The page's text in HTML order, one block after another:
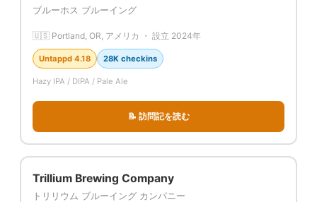
ブルーホス ブルーイング
🇺🇸 Portland, OR, アメリカ ・ 設立 2024年
Untappd 4.18 28K checkins
Hazy IPA / DIPA / Pale Ale
📝 訪問記を読む
Trillium Brewing Company
トリリウム ブルーイング カンパニー